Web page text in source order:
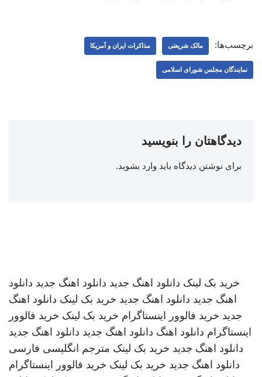
برچسب‌ها: مالک شریعتی مذاکرات ایران و آمریکا
نمایندگان مجلس شورای اسلامی
دیدگاهتان را بنویسید
برای نوشتن دیدگاه باید وارد بشوید.
خرید بک لینک دانلود اهنگ جدید دانلود اهنگ جدید دانلود
اهنگ جدید دانلود اهنگ جدید خرید بک لینک دانلود اهنگ
جدید خرید فالوور اینستاگرام خرید بک لینک خرید فالوور
اینستاگرام دانلود اهنگ دانلود اهنگ جدید دانلود اهنگ جدید
دانلود اهنگ جدید خرید بک لینک مترجم انگلیسی فارسی
دانلود اهنگ جدید خرید بک لینک خرید فالوور اینستاگرام